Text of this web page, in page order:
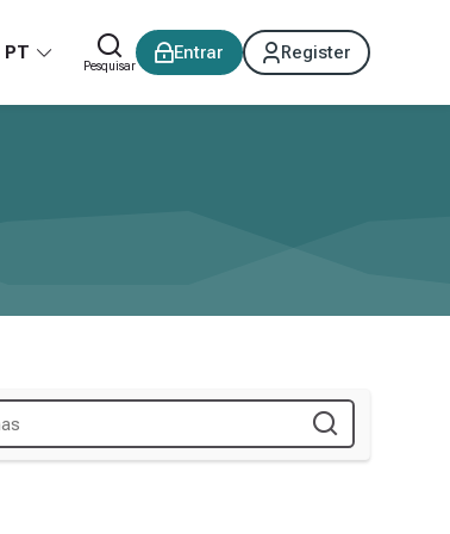
PT
Pesquisar
Entrar Register